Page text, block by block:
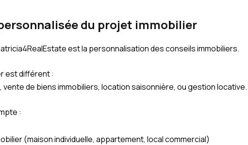
du projet immobilier
est la personnalisation des conseils immobiliers.
est différent :
vente de biens immobiliers, location saisonnière, ou gestion locative.
:
(maison individuelle, appartement, local commercial)